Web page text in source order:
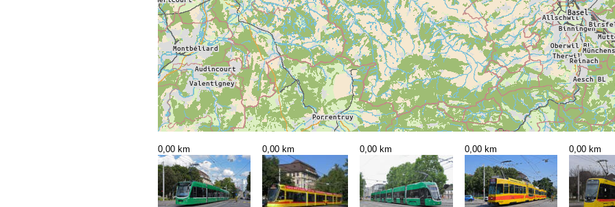
0,00 km 0,00 km 0,00 km 0,00 km 0,00 km